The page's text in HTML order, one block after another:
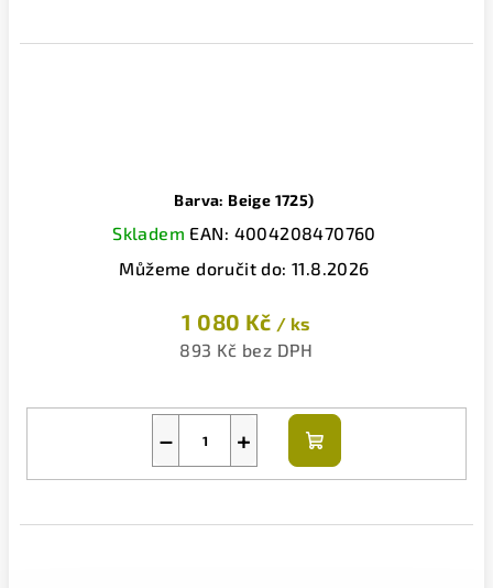
Barva: Beige 1725)
Skladem EAN: 4004208470760
Můžeme doručit do: 11.8.2026
1 080 Kč / ks
893 Kč bez DPH
+
−
Do
košíku